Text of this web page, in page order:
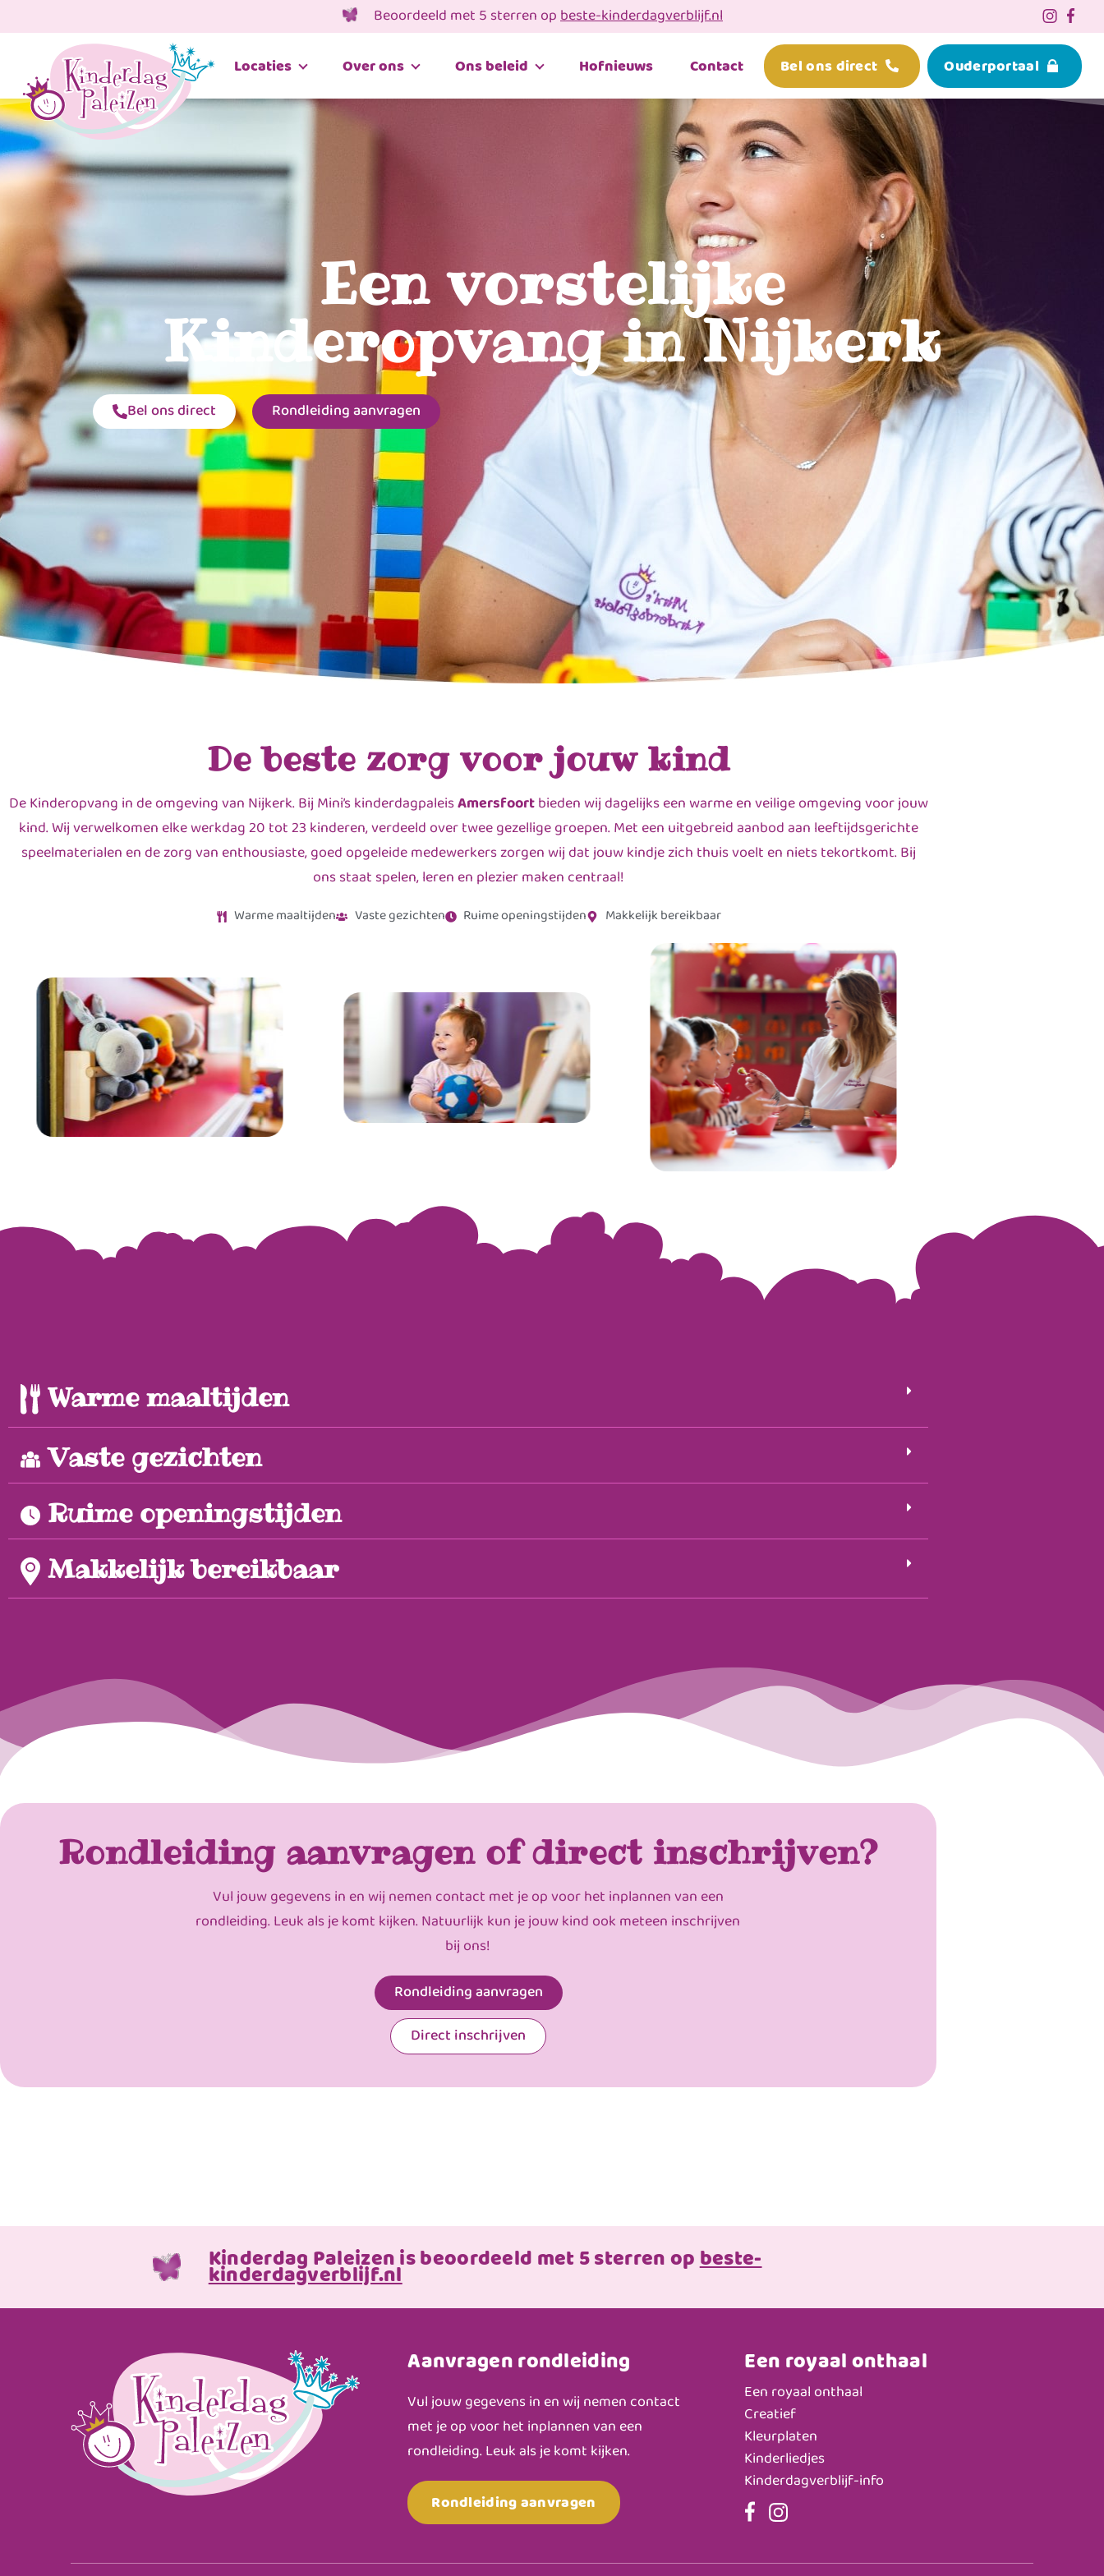
Beoordeeld met 5 sterren opbeste-kinderdagverblijf.nl
Bel ons direct Ouderportaal
Locaties Over ons Ons beleid Hofnieuws Contact
Een vorstelijke
Kinderopvang in Nijkerk
Bel ons direct Rondleiding aanvragen
De beste zorg voor jouw kind
De Kinderopvang in de omgeving van Nijkerk. Bij Mini’s kinderdagpaleisAmersfoortbieden wij dagelijks een warme en veilige omgeving voor jouw
kind. Wij verwelkomen elke werkdag 20 tot 23 kinderen, verdeeld over twee gezellige groepen. Met een uitgebreid aanbod aan leeftijdsgerichte
speelmaterialen en de zorg van enthousiaste, goed opgeleide medewerkers zorgen wij dat jouw kindje zich thuis voelt en niets tekortkomt. Bij
ons staat spelen, leren en plezier maken centraal!
Warme maaltijden Vaste gezichten Ruime openingstijden Makkelijk bereikbaar
Warme maaltijden
Vaste gezichten
Ruime openingstijden
Makkelijk bereikbaar
Rondleiding aanvragen of direct inschrijven?
Vul jouw gegevens in en wij nemen contact met je op voor het inplannen van een
rondleiding. Leuk als je komt kijken. Natuurlijk kun je jouw kind ook meteen inschrijven
bij ons!
Rondleiding aanvragen
Direct inschrijven
Kinderdag Paleizen is beoordeeld met 5 sterren opbeste-
kinderdagverblijf.nl
Aanvragen rondleiding
Vul jouw gegevens in en wij nemen contact
met je op voor het inplannen van een
rondleiding. Leuk als je komt kijken.
Rondleiding aanvragen
Een royaal onthaal
Een royaal onthaal
Creatief
Kleurplaten
Kinderliedjes
Kinderdagverblijf-info